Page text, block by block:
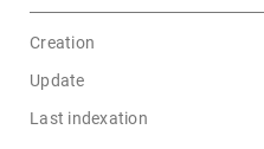
Creation
Update
Last indexation